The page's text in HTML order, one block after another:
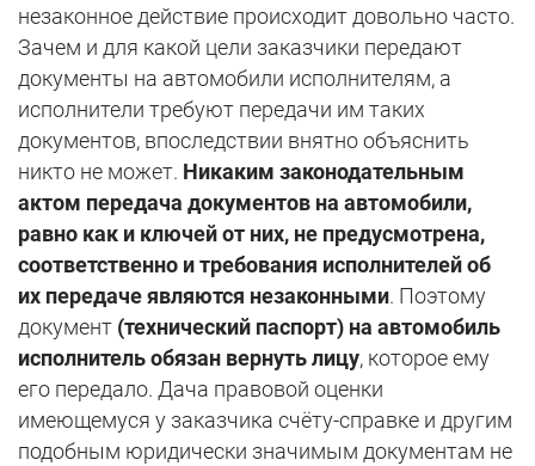
незаконное действие происходит довольно часто.
Зачем и для какой цели заказчики передают
документы на автомобили исполнителям, а
исполнители требуют передачи им таких
документов, впоследствии внятно объяснить
никто не может. Никаким законодательным
актом передача документов на автомобили,
равно как и ключей от них, не предусмотрена,
соответственно и требования исполнителей об
их передаче являются незаконными. Поэтому
документ (технический паспорт) на автомобиль
исполнитель обязан вернуть лицу, которое ему
его передало. Дача правовой оценки
имеющемуся у заказчика счёту-справке и другим
подобным юридически значимым документам не